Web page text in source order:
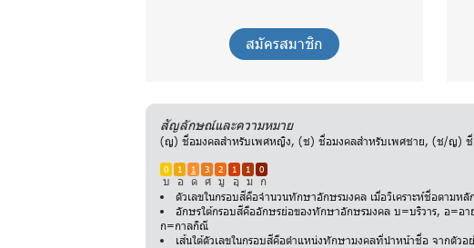
สมัครสมาชิก
สัญลักษณ์และความหมาย
(ญ) ชื่อมงคลสำหรับเพศหญิง, (ช) ชื่อมงคลสำหรับเพศชาย, (ช/ญ) ชื่
0 1 1 3 2 1 1 0
บ อ ด ศ มู อุ ม ก
ตัวเลขในกรอบสีคือจำนวนทักษาอักษรมงคล เมื่อวิเคราะห์ชื่อตามห
อักษรใต้กรอบสีคืออักษรย่อของทักษาอักษรมงคล บ=บริวาร, อ=
ก=กาลกิณี
เส้นใต้ตัวเลขในกรอบสีคือตำแหน่งทักษามงคลที่นำหน้าชื่อ จากตัว